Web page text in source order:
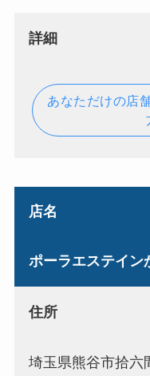
詳細
あなただけの店
店名
ポーラエステイン
住所
埼玉県熊谷市拾六